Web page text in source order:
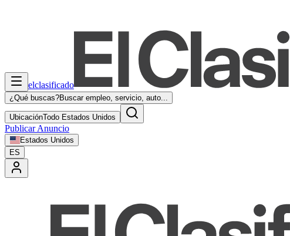
elclasificado
¿Qué buscas?Buscar empleo, servicio, auto...
UbicaciónTodo Estados Unidos
Publicar Anuncio
Estados Unidos
ES